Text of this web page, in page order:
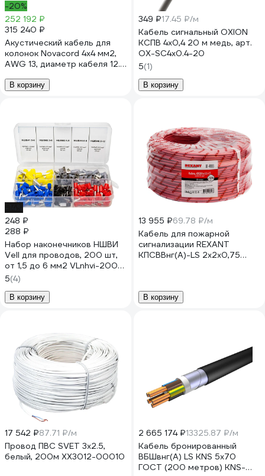
-20%
252 192 ₽
315 240 ₽
Акустический кабель для
колонок Novacord 4x4 мм2,
AWG 13, диаметр кабеля 12.0
Speaker 4x4 PVC 200
В корзину
349 ₽17.45 ₽/м
Кабель сигнальный OXION
КСПВ 4x0,4 20 м медь, арт.
OX-SC4x0.4-20
5(1)
В корзину
248 ₽
288 ₽
Набор наконечников НШВИ
Vell для проводов, 200 шт,
от 1,5 до 6 мм2 VLnhvi-200
1396652
5(4)
В корзину
13 955 ₽69.78 ₽/м
Кабель для пожарной
сигнализации REXANT
КПСВВнг(А)-LS 2x2x0,75
В корзину
17 542 ₽87.71 ₽/м
Провод ПВС SVET 3х2.5,
белый, 200м XX3012-00010
2 665 174 ₽13325.87 ₽/м
Кабель бронированный
ВБШвнг(А) LS KNS 5х70
ГОСТ (200 метров) KNS-